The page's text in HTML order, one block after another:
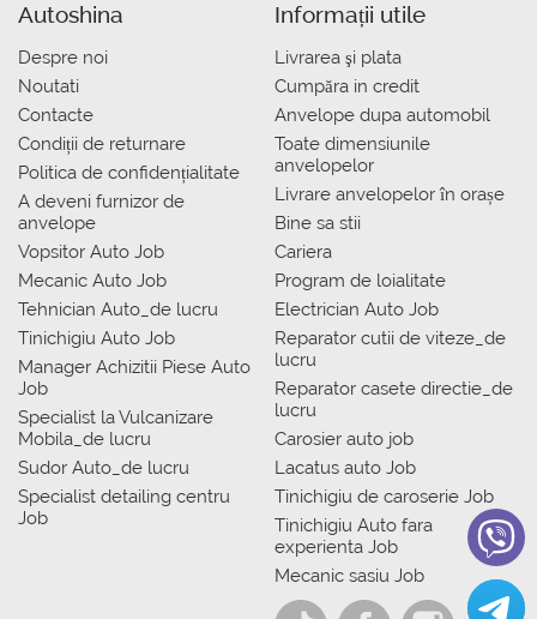
Autoshina
Despre noi
Noutati
Contacte
Condiții de returnare
Politica de confidențialitate
A deveni furnizor de
anvelope
Vopsitor Auto Job
Mecanic Auto Job
Tehnician Auto_de lucru
Tinichigiu Auto Job
Manager Achizitii Piese Auto
Job
Specialist la Vulcanizare
Mobila_de lucru
Sudor Auto_de lucru
Specialist detailing centru
Job
Informații utile
Livrarea şi plata
Сumpăra in credit
Anvelope dupa automobil
Toate dimensiunile
anvelopelor
Livrare anvelopelor în orașe
Bine sa stii
Cariera
Program de loialitate
Electrician Auto Job
Reparator cutii de viteze_de
lucru
Reparator casete directie_de
lucru
Carosier auto job
Lacatus auto Job
Tinichigiu de caroserie Job
Tinichigiu Auto fara
experienta Job
Mecanic sasiu Job